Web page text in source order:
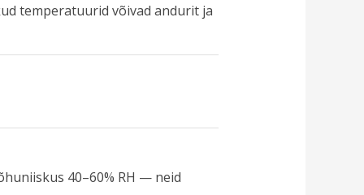
temperatuurid võivad andurit ja
40–60% RH — neid